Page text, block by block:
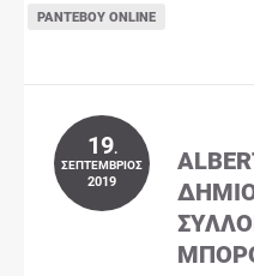
ΡΑΝΤΕΒΟΎ ONLINE
19.
ΣΕΠΤΈΜΒΡΙΟΣ
2019